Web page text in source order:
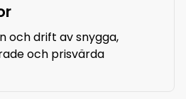
och drift av snygga,
och prisvärda